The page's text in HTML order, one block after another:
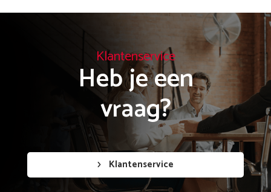
Klantenservice
Heb je een
vraag?
Klantenservice